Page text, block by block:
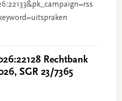
Rechtbank
SGR 23/7365